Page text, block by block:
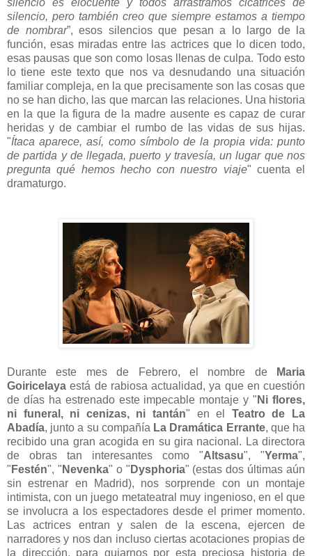
silencio es elocuente y todos arrastramos cicatrices de
silencio, pero también creo que siempre estamos a tiempo
de nombrar”, esos silencios que pesan a lo largo de la
función, esas miradas entre las actrices que lo dicen todo,
esas pausas que son como losas llenas de culpa. Todo esto
lo tiene este texto que nos va desnudando una situación
familiar compleja, en la que precisamente son las cosas que
no se han dicho, las que marcan las relaciones. Una historia
en la que la figura de la madre ausente es capaz de curar
heridas y de cambiar el rumbo de las vidas de sus hijas.
"Ítaca aparece, así, como símbolo de la propia vida: punto
de partida y de llegada, puerto y travesía, un lugar que nos
pregunta qué hemos hecho con nuestro viaje" cuenta el
dramaturgo.
Durante este mes de Febrero, el nombre deMaria
Goiricelaya está de rabiosa actualidad, ya que en cuestión
de días ha estrenado este impecable montaje y " Ni flores,
ni funeral, ni cenizas, ni tantán" en el Teatro de La
Abadía, junto a su compañía La Dramática Errante, que ha
recibido una gran acogida en su gira nacional. La directora
de obras tan interesantes como "Altsasu", "Yerma",
" Festén", " Nevenka" o " Dysphoria" (estas dos últimas aún
sin estrenar en Madrid), nos sorprende con un montaje
intimista, con un juego metateatral muy ingenioso, en el que
se involucra a los espectadores desde el primer momento.
Las actrices entran y salen de la escena, ejercen de
narradores y nos dan incluso ciertas acotaciones propias de
la dirección, para guiarnos por esta preciosa historia de